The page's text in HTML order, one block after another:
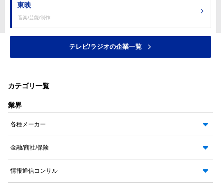
東映
音楽/芸能/制作
テレビ/ラジオの企業一覧
カテゴリ一覧
業界
各種メーカー
金融/商社/保険
情報通信コンサル